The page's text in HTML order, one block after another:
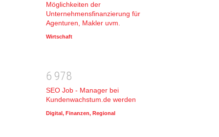
Möglichkeiten der
Unternehmensfinanzierung für
Agenturen, Makler uvm.
Wirtschaft
6 978
SEO Job - Manager bei
Kundenwachstum.de werden
Digital, Finanzen, Regional